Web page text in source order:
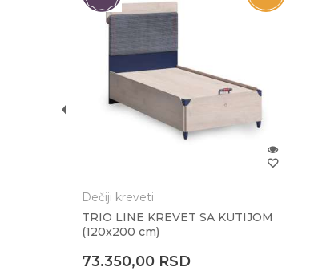
Dečiji kreveti
TRIO LINE KREVET SA KUTIJOM
(120x200 cm)
73.350,00 RSD